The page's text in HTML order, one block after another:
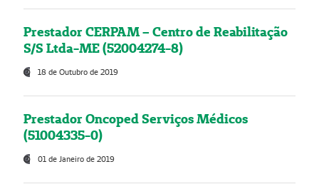
Prestador CERPAM – Centro de Reabilitação
S/S Ltda-ME (52004274-8)
18 de Outubro de 2019
Prestador Oncoped Serviços Médicos
(51004335-0)
01 de Janeiro de 2019